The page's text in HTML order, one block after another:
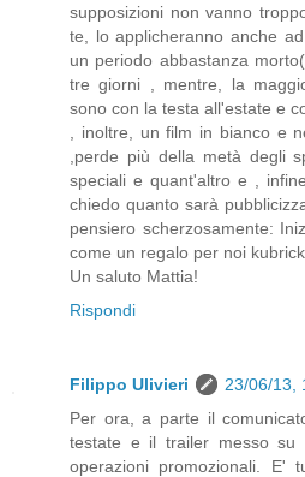
supposizioni non vanno
te, lo applicheranno anche
un periodo abbastanza
tre giorni , mentre, la
sono con la testa all'estate e
, inoltre, un film in bianco e
,perde più della metà degli
speciali e quant'altro e ,
chiedo quanto sarà
pensiero scherzosamente:
come un regalo per noi
Un saluto Mattia!
Rispondi
Filippo Ulivieri
23/06/13,
Per ora, a parte il
testate e il trailer messo su
operazioni promozionali. E'